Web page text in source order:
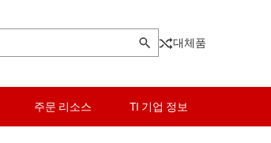
대체품
주문 리소스 TI 기업 정보